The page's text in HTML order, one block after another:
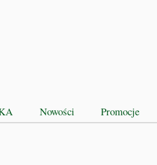
Nowości Promocje